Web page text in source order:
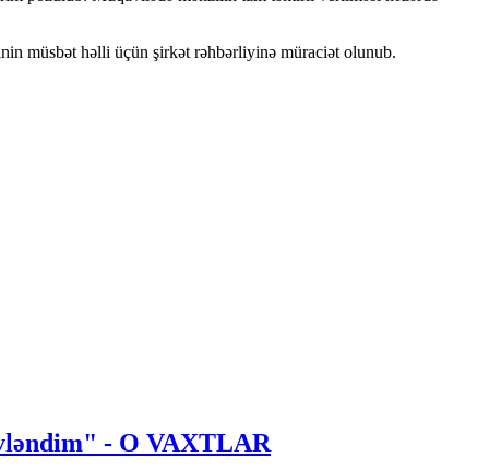
müsbət həlli üçün şirkət rəhbərliyinə müraciət olunub.
- O VAXTLAR